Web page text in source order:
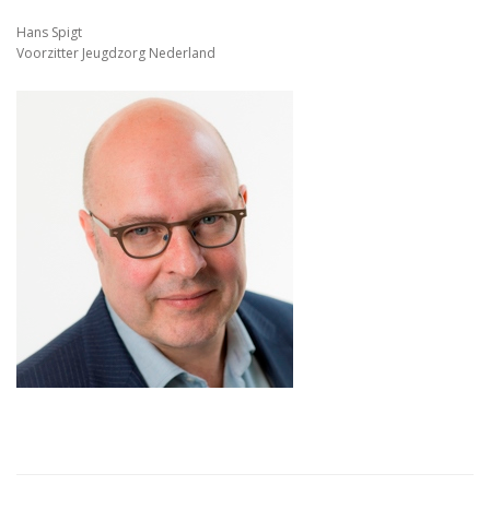
Hans Spigt
Voorzitter Jeugdzorg Nederland